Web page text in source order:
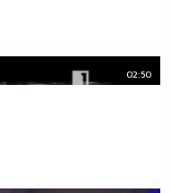
02:50